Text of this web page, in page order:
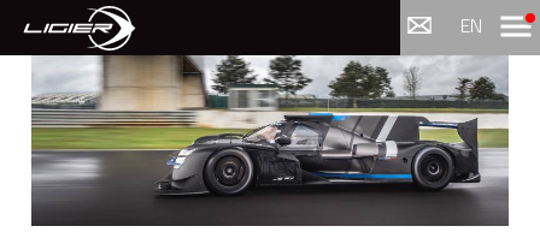
EN Menu